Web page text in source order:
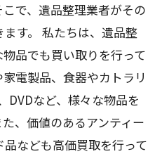
で、遺品整理業者がその
す。 私たちは、遺品整
品でも買い取りを行って
電製品、食器やカトラリ
DVDなど、様々な物品を
、価値のあるアンティー
なども高価買取を行って